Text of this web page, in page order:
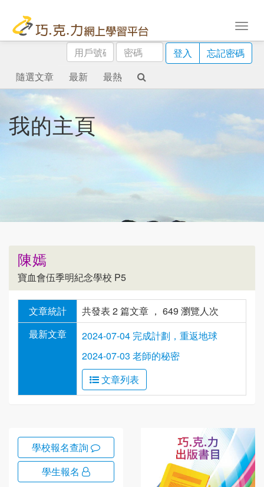
用
戶
號
碼
密
碼
登入
忘記密碼
隨選文章
最新 最熱
我的主頁
陳嫣
寶血會伍季明紀念學校 P5
文章統計
共發表 2 篇文章 ， 649 瀏覽人次
最新文章
2024-07-04 完成計劃，重返地球
2024-07-03 老師的秘密
文章列表
學校報名查詢
學生報名